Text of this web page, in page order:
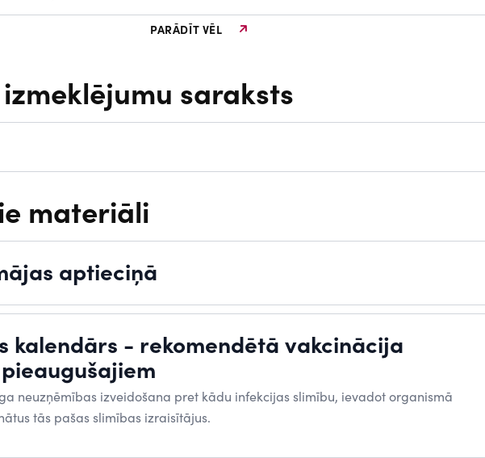
PARĀDĪT VĒL
saraksts
materiāli
aptieciņā
kalendārs - rekomendētā vakcinācija
neuzņēmības izveidošana pret kādu infekcijas slimību, ievadot organismā
tās pašas slimības izraisītājus.